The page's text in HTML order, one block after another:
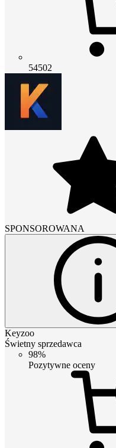
54502
SPONSOROWANA
Keyzoo
Świetny sprzedawca
98%
Pozytywne oceny